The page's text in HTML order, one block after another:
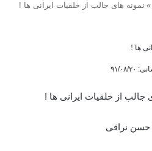
» نمونه های جالب از خلقیات ایرانی ها !
ها !
۰۸/۲۰
جالب از خلقیات ایرانی ها !
حسن نراقی